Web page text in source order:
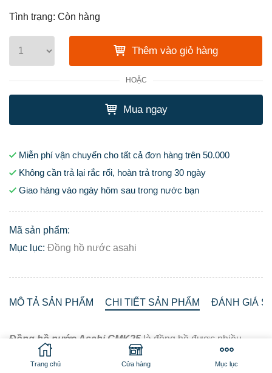
Trang chủ Cửa hàng Mục lục
Tình trạng: Còn hàng
Thêm vào giỏ hàng
HOẶC
Mua ngay
Miễn phí vận chuyển cho tất cả đơn hàng trên 50.000
Không cần trả lại rắc rối, hoàn trả trong 30 ngày
Giao hàng vào ngày hôm sau trong nước bạn
Mã sản phẩm:
Mục lục: Đồng hồ nước asahi
MÔ TẢ SẢN PHẨM CHI TIẾT SẢN PHẨM ĐÁNH GIÁ
Đồng hồ nước Asahi GMK25 là đồng hồ được nhiều
người tin dùng và sử dụng bởi tiêu chuẩn áp dụng: ISO
4064-1, 1993, cấp B (Tiêu chuẩn Việt Nam ĐLVN 17-1998)